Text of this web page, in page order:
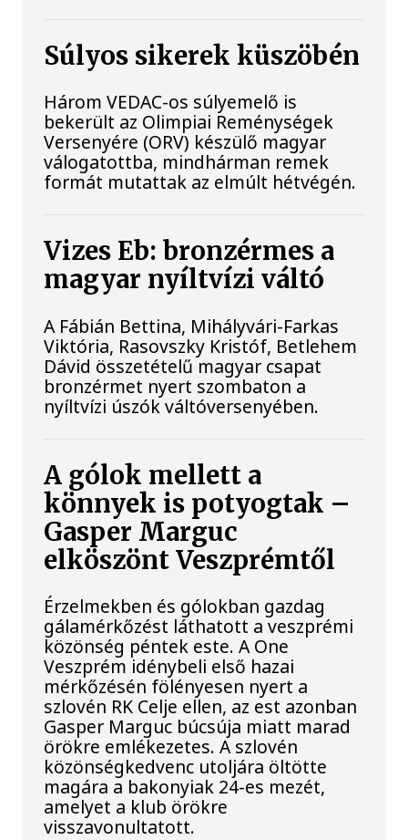
Súlyos sikerek küszöbén
Három VEDAC-os súlyemelő is
bekerült az Olimpiai Reménységek
Versenyére (ORV) készülő magyar
válogatottba, mindhárman remek
formát mutattak az elmúlt hétvégén.
Vizes Eb: bronzérmes a
magyar nyíltvízi váltó
A Fábián Bettina, Mihályvári-Farkas
Viktória, Rasovszky Kristóf, Betlehem
Dávid összetételű magyar csapat
bronzérmet nyert szombaton a
nyíltvízi úszók váltóversenyében.
A gólok mellett a
könnyek is potyogtak –
Gasper Marguc
elköszönt Veszprémtől
Érzelmekben és gólokban gazdag
gálamérkőzést láthatott a veszprémi
közönség péntek este. A One
Veszprém idénybeli első hazai
mérkőzésén fölényesen nyert a
szlovén RK Celje ellen, az est azonban
Gasper Marguc búcsúja miatt marad
örökre emlékezetes. A szlovén
közönségkedvenc utoljára öltötte
magára a bakonyiak 24-es mezét,
amelyet a klub örökre
visszavonultatott.